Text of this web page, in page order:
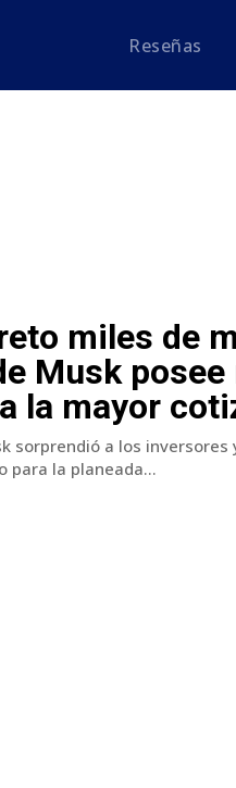
Reseñas
miles de
Musk posee
la mayor
sorprendió a los inversores
para la planeada...